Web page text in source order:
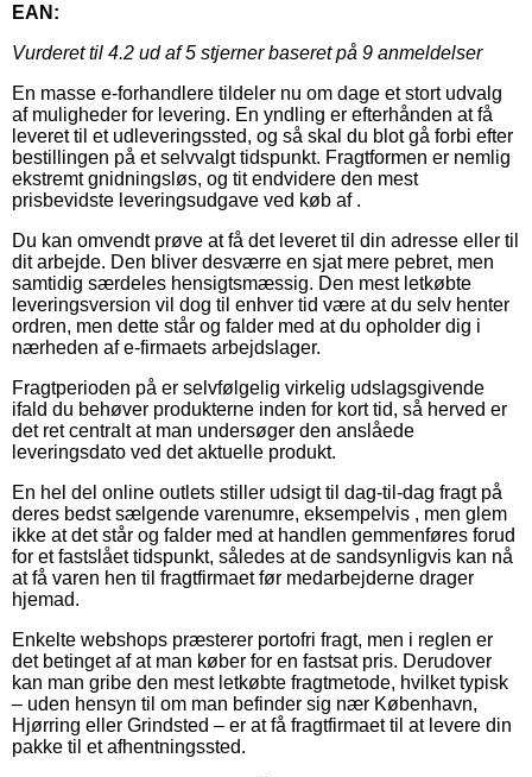
EAN:
Vurderet til 4.2 ud af 5 stjerner baseret på 9 anmeldelser
En masse e-forhandlere tildeler nu om dage et stort udvalg
af muligheder for levering. En yndling er efterhånden at få
leveret til et udleveringssted, og så skal du blot gå forbi efter
bestillingen på et selvvalgt tidspunkt. Fragtformen er nemlig
ekstremt gnidningsløs, og tit endvidere den mest
prisbevidste leveringsudgave ved køb af .
Du kan omvendt prøve at få det leveret til din adresse eller til
dit arbejde. Den bliver desværre en sjat mere pebret, men
samtidig særdeles hensigtsmæssig. Den mest letkøbte
leveringsversion vil dog til enhver tid være at du selv henter
ordren, men dette står og falder med at du opholder dig i
nærheden af e-firmaets arbejdslager.
Fragtperioden på er selvfølgelig virkelig udslagsgivende
ifald du behøver produkterne inden for kort tid, så herved er
det ret centralt at man undersøger den anslåede
leveringsdato ved det aktuelle produkt.
En hel del online outlets stiller udsigt til dag-til-dag fragt på
deres bedst sælgende varenumre, eksempelvis , men glem
ikke at det står og falder med at handlen gemmenføres forud
for et fastslået tidspunkt, således at de sandsynligvis kan nå
at få varen hen til fragtfirmaet før medarbejderne drager
hjemad.
Enkelte webshops præsterer portofri fragt, men i reglen er
det betinget af at man køber for en fastsat pris. Derudover
kan man gribe den mest letkøbte fragtmetode, hvilket typisk
– uden hensyn til om man befinder sig nær København,
Hjørring eller Grindsted – er at få fragtfirmaet til at levere din
pakke til et afhentningssted.